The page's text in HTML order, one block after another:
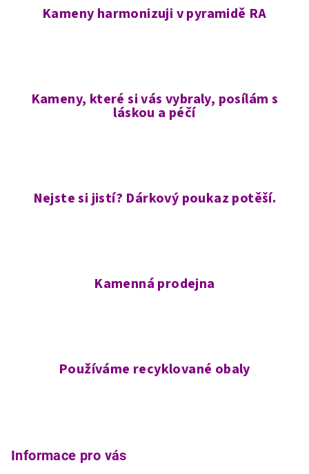
Kameny harmonizuji v pyramidě RA
Kameny, které si vás vybraly, posílám s
láskou a péčí
Nejste si jistí? Dárkový poukaz potěší.
Kamenná prodejna
Používáme recyklované obaly
Informace pro vás